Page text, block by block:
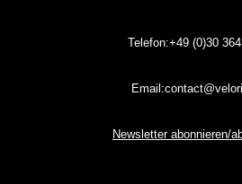
Telefon:+49 (0)30
Newsletter abonnieren/